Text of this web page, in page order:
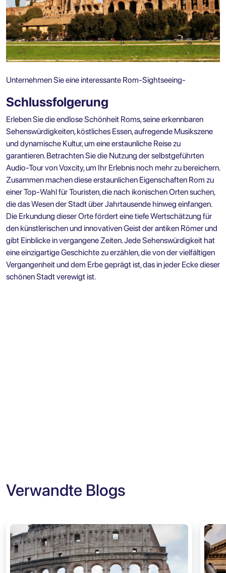
Unternehmen Sie eine interessante Rom-Sightseeing-
Schlussfolgerung
Erleben Sie die endlose Schönheit Roms, seine erkennbaren
Sehenswürdigkeiten, köstliches Essen, aufregende Musikszene
und dynamische Kultur, um eine erstaunliche Reise zu
garantieren. Betrachten Sie die Nutzung der selbstgeführten
Audio-Tour von Voxcity, um Ihr Erlebnis noch mehr zu bereichern.
Zusammen machen diese erstaunlichen Eigenschaften Rom zu
einer Top-Wahl für Touristen, die nach ikonischen Orten suchen,
die das Wesen der Stadt über Jahrtausende hinweg einfangen.
Die Erkundung dieser Orte fördert eine tiefe Wertschätzung für
den künstlerischen und innovativen Geist der antiken Römer und
gibt Einblicke in vergangene Zeiten. Jede Sehenswürdigkeit hat
eine einzigartige Geschichte zu erzählen, die von der vielfältigen
Vergangenheit und dem Erbe geprägt ist, das in jeder Ecke dieser
schönen Stadt verewigt ist.
Verwandte Blogs